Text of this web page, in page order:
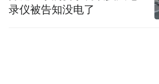
录仪被告知没电了